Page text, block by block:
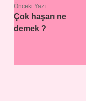
Önceki Yazı
Çok haşarı ne
demek ?